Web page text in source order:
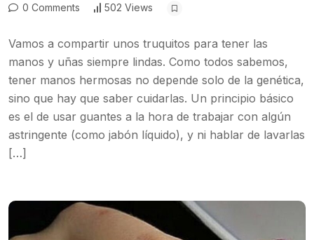
0 Comments
502 Views
Vamos a compartir unos truquitos para tener las
manos y uñas siempre lindas. Como todos sabemos,
tener manos hermosas no depende solo de la genética,
sino que hay que saber cuidarlas. Un principio básico
es el de usar guantes a la hora de trabajar con algún
astringente (como jabón líquido), y ni hablar de lavarlas
[…]